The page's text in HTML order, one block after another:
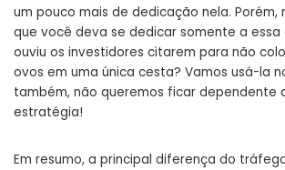
um pouco mais de dedicação nela. Porém,
que você deva se dedicar somente a
ouviu os investidores citarem para não
ovos em uma única cesta? Vamos usá-la
também, não queremos ficar dependente
estratégia!
Em resumo, a principal diferença do